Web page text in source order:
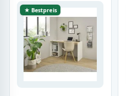
★ Bestpreis